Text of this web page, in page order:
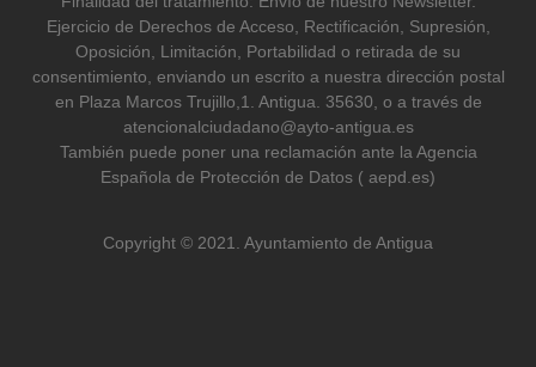
Ejercicio de Derechos de Acceso, Rectificación, Supresión,
Oposición, Limitación, Portabilidad o retirada de su
consentimiento, enviando un escrito a nuestra dirección postal
en Plaza Marcos Trujillo,1. Antigua. 35630, o a través de
atencionalciudadano@ayto-antigua.es
También puede poner una reclamación ante la Agencia
Española de Protección de Datos ( aepd.es)
Copyright © 2021. Ayuntamiento de Antigua